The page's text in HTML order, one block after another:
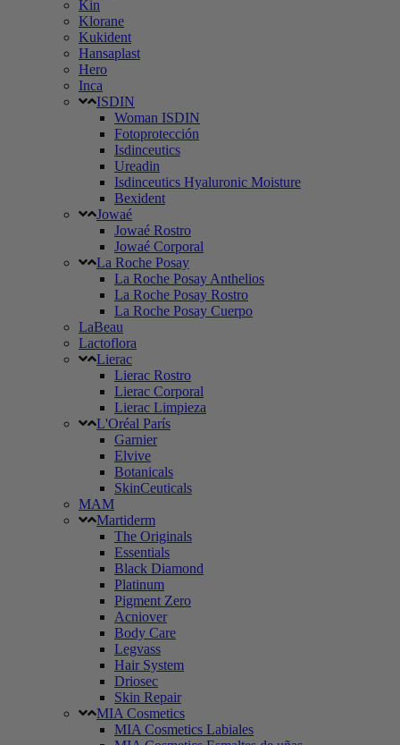
Kin
Klorane
Kukident
Hansaplast
Hero
Inca
ISDIN
Woman ISDIN
Fotoprotección
Isdinceutics
Ureadin
Isdinceutics Hyaluronic Moisture
Bexident
Jowaé
Jowaé Rostro
Jowaé Corporal
La Roche Posay
La Roche Posay Anthelios
La Roche Posay Rostro
La Roche Posay Cuerpo
LaBeau
Lactoflora
Lierac
Lierac Rostro
Lierac Corporal
Lierac Limpieza
L'Oréal París
Garnier
Elvive
Botanicals
SkinCeuticals
MAM
Martiderm
The Originals
Essentials
Black Diamond
Platinum
Pigment Zero
Acniover
Body Care
Legvass
Hair System
Driosec
Skin Repair
MIA Cosmetics
MIA Cosmetics Labiales